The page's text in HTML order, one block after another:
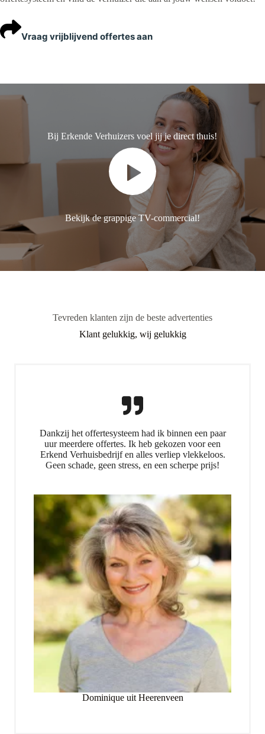
Vraag vrijblijvend offertes aan
Bij Erkende Verhuizers voel jij je direct thuis!
Bekijk de grappige TV-commercial!
Tevreden klanten zijn de beste advertenties
Klant gelukkig, wij gelukkig
Dankzij het offertesysteem had ik binnen een paar
uur meerdere offertes. Ik heb gekozen voor een
Erkend Verhuisbedrijf en alles verliep vlekkeloos.
Geen schade, geen stress, en een scherpe prijs!
Dominique uit Heerenveen